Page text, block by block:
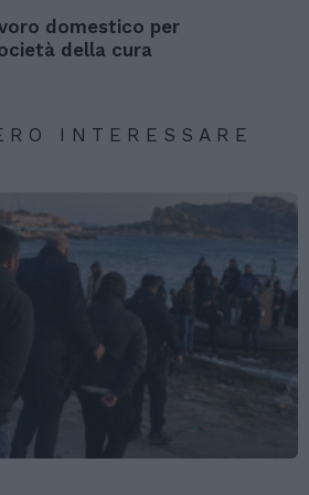
domestico per
della cura
INTERESSARE